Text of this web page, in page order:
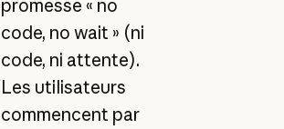
promesse « no
code, no wait » (ni
code, ni attente).
Les utilisateurs
commencent par